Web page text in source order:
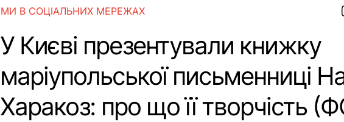
МИ В СОЦІАЛЬНИХ МЕРЕЖАХ
У Києві презентували книжку
маріупольської письменниці
Харакоз: про що її творчість